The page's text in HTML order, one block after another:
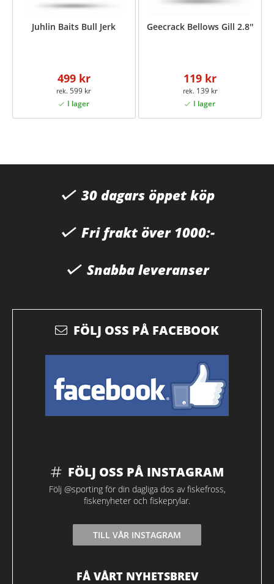
Juhlin Baits Bull Jerk
499 kr
599 kr
Geecrack Bellows Gill 2.8''
119 kr
139 kr
30 dagars öppet köp
Fri frakt över 1000:-
Snabba leveranser
FÖLJ OSS PÅ FACEBOOK
FÖLJ OSS PÅ INSTAGRAM
Följ @sporting för din dagliga dos av fiskefross,
fiskenyheter och fiskeprylar.
TILL VÅR INSTAGRAM
FÅ VÅRT NYHETSBREV